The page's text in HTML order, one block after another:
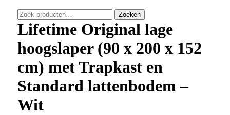
Zoeken
naar:
Zoeken
Lifetime Original lage
hoogslaper (90 x 200 x 152
cm) met Trapkast en
Standard lattenbodem –
Wit